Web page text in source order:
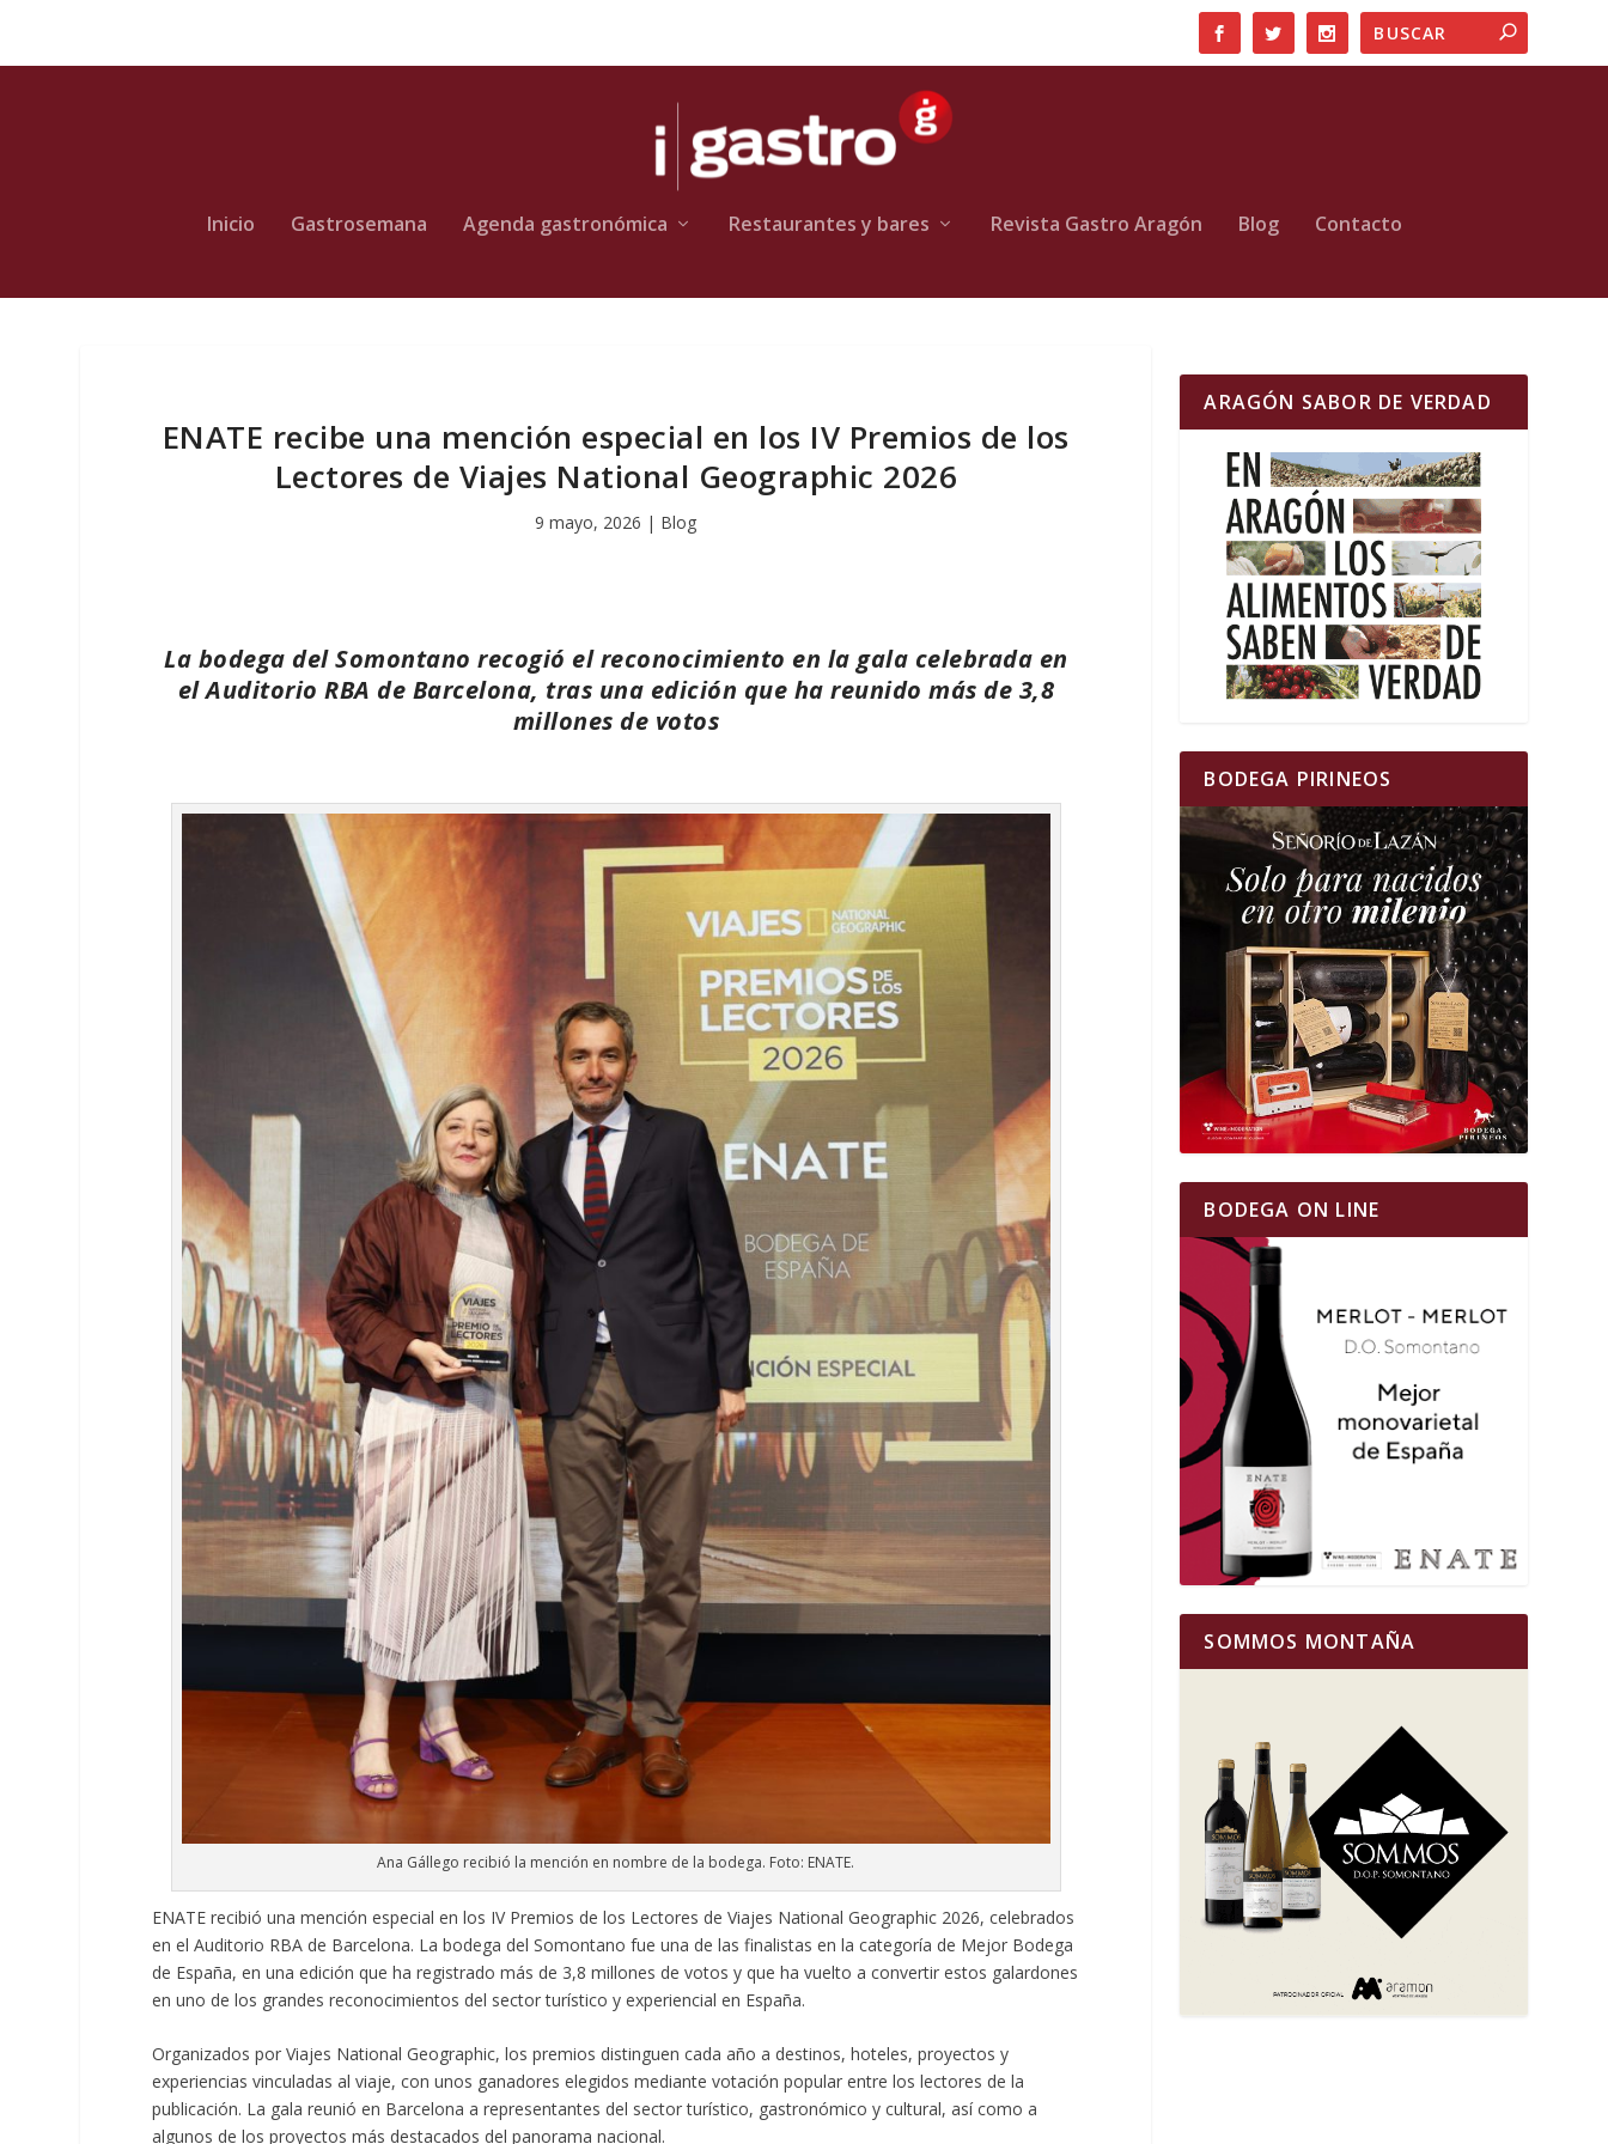
Inicio Gastrosemana Agenda gastronómica Restaurantes y bares Revista Gastro Aragón Blog Contacto
ENATE recibe una mención especial en los IV Premios de los
Lectores de Viajes National Geographic 2026
9 mayo, 2026 | Blog
La bodega del Somontano recogió el reconocimiento en la gala celebrada en
el Auditorio RBA de Barcelona, tras una edición que ha reunido más de 3,8
millones de votos
Ana Gállego recibió la mención en nombre de la bodega. Foto: ENATE.
ENATE recibió una mención especial en los IV Premios de los Lectores de Viajes National Geographic 2026, celebrados
en el Auditorio RBA de Barcelona. La bodega del Somontano fue una de las finalistas en la categoría de Mejor Bodega
de España, en una edición que ha registrado más de 3,8 millones de votos y que ha vuelto a convertir estos galardones
en uno de los grandes reconocimientos del sector turístico y experiencial en España.
Organizados por Viajes National Geographic, los premios distinguen cada año a destinos, hoteles, proyectos y
experiencias vinculadas al viaje, con unos ganadores elegidos mediante votación popular entre los lectores de la
publicación. La gala reunió en Barcelona a representantes del sector turístico, gastronómico y cultural, así como a
algunos de los proyectos más destacados del panorama nacional.
ARAGÓN SABOR DE VERDAD
BODEGA PIRINEOS
BODEGA ON LINE
SOMMOS MONTAÑA